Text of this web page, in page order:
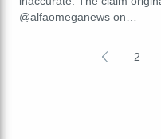
@alfaomeganews on…
2